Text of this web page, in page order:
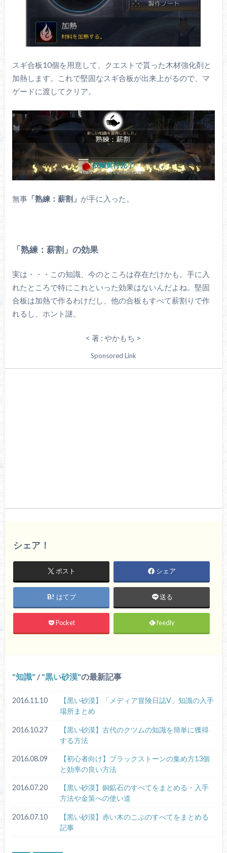
スギ合板10個を用意して、クエストで貰った木材強化剤と
加熱します。これで堅固なスギ合板が出来上がるので、マ
ゲードに渡してクリア。
無事「熟練：薪割」 が手に入った。
「熟練：薪割」の効果
実は・・・この知識、今のところは存在だけかも。手に入
れたところで特にこれといった効果はないんだよね。堅固
合板は加熱で作るわけだし、他の合板もすべて薪割りで作
れるし、ホント謎。
< 著 : やかもち >
Sponsored Link
シェア！
ポスト シェア
はてブ 送る
Pocket feedly
知識 / 黒い砂漠 の最新記事
2016.11.10
【黒い砂漠】「メディア冒険日誌V」知識の入手
場所まとめ
2016.10.27
【黒い砂漠】古代のクツムの知識を簡単に獲得
する方法
2016.08.09
【初心者向け】ブラックストーンの集め方13個
と効率の良い方法
2016.07.20
【黒い砂漠】銅鉱石のすべてをまとめる・入手
方法や金策への使い道
2016.07.10
【黒い砂漠】赤い木のこぶのすべてをまとめる
記事